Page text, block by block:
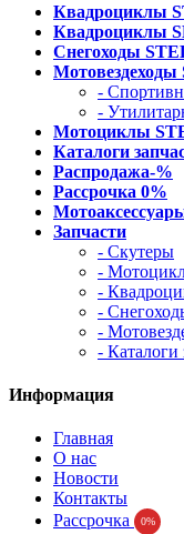
Квадроциклы
Квадроциклы
Снегоходы
Мотовездеходы
-
-
Мотоциклы
Каталоги
Распродажа-%
Рассрочка 0%
Запчасти
- Скутеры
-
-
-
-
- Каталоги
Информация
Главная
О нас
Новости
Контакты
Рассрочка
0%